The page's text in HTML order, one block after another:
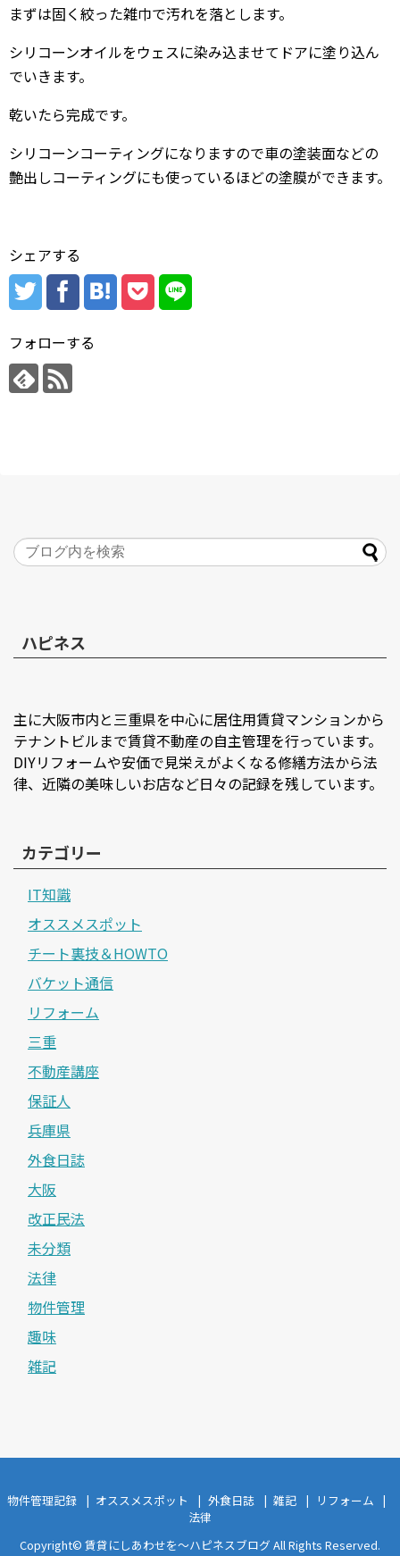
まずは固く絞った雑巾で汚れを落とします。
シリコーンオイルをウェスに染み込ませてドアに塗り込ん
でいきます。
乾いたら完成です。
シリコーンコーティングになりますので車の塗装面などの
艶出しコーティングにも使っているほどの塗膜ができます。
シェアする
フォローする
ハピネス
主に大阪市内と三重県を中心に居住用賃貸マンションから
テナントビルまで賃貸不動産の自主管理を行っています。
DIYリフォームや安価で見栄えがよくなる修繕方法から法
律、近隣の美味しいお店など日々の記録を残しています。
カテゴリー
IT知識
オススメスポット
チート裏技＆HOWTO
バケット通信
リフォーム
三重
不動産講座
保証人
兵庫県
外食日誌
大阪
改正民法
未分類
法律
物件管理
趣味
雑記
物件管理記録 オススメスポット 外食日誌 雑記
リフォーム
法律
Copyright© 賃貸にしあわせを〜ハピネスブログ All Rights Reserved.